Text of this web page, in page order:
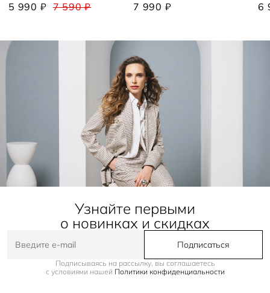
5 990 ₽ 7 590 ₽ 7 990 ₽ 6
Узнайте первыми
о новинках и скидках
Подписаться
Подписываясь на рассылку, вы соглашаетесь
с условиями нашей Политики конфиденциальности